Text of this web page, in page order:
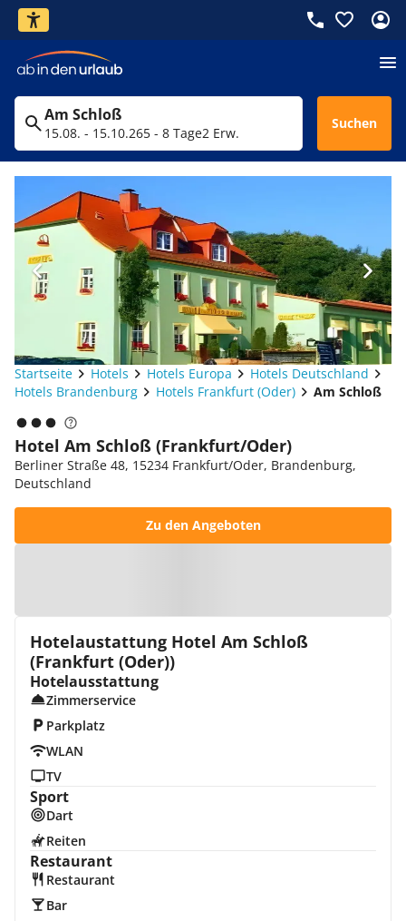
Am Schloß
15.08. - 15.10.265 - 8 Tage2 Erw.
Suchen
Startseite Hotels Hotels Europa
Hotels Deutschland
Hotels Brandenburg
Hotels Frankfurt (Oder) Am Schloß
Hotel Am Schloß (Frankfurt/Oder)
Berliner Straße 48, 15234 Frankfurt/Oder, Brandenburg,
Deutschland
Zu den Angeboten
Hotelaustattung Hotel Am Schloß
(Frankfurt (Oder))
Hotelausstattung
Zimmerservice
Parkplatz
WLAN
TV
Sport
Dart
Reiten
Restaurant
Restaurant
Bar